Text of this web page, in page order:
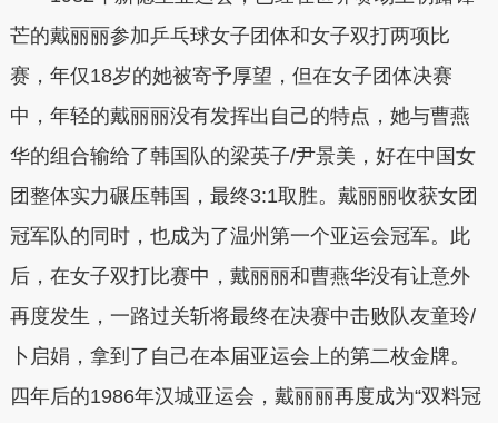
芒的戴丽丽参加乒乓球女子团体和女子双打两项比
赛，年仅18岁的她被寄予厚望，但在女子团体决赛
中，年轻的戴丽丽没有发挥出自己的特点，她与曹燕
华的组合输给了韩国队的梁英子/尹景美，好在中国女
团整体实力碾压韩国，最终3:1取胜。戴丽丽收获女团
冠军队的同时，也成为了温州第一个亚运会冠军。此
后，在女子双打比赛中，戴丽丽和曹燕华没有让意外
再度发生，一路过关斩将最终在决赛中击败队友童玲/
卜启娟，拿到了自己在本届亚运会上的第二枚金牌。
四年后的1986年汉城亚运会，戴丽丽再度成为“双料冠